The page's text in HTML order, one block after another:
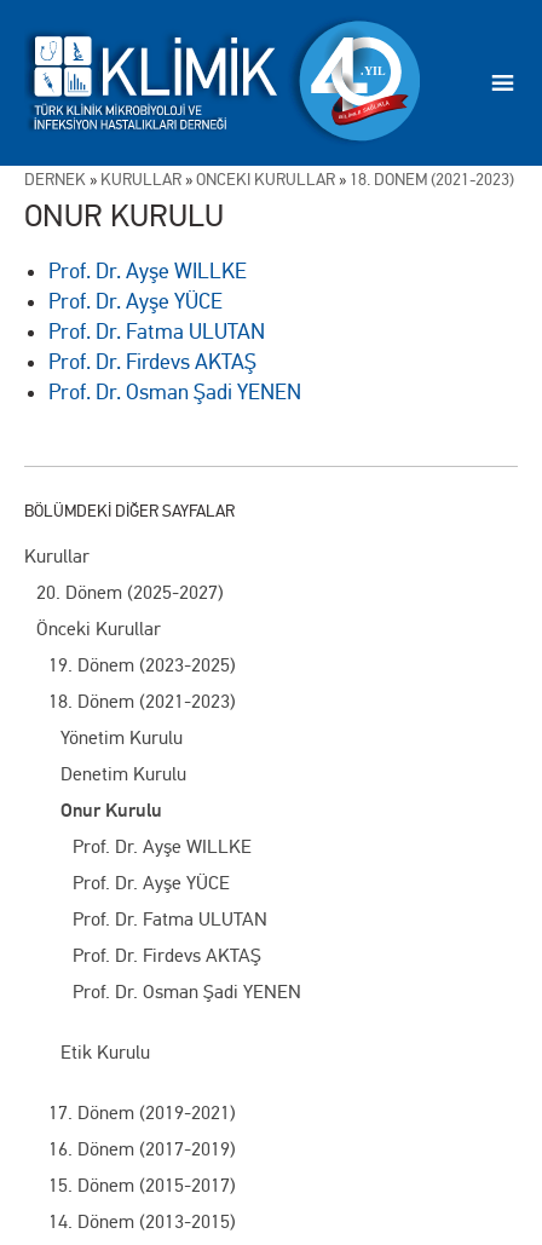
Kurullar
20. Dönem (2025-2027)
Önceki Kurullar
19. Dönem (2023-2025)
18. Dönem (2021-2023)
Yönetim Kurulu
Denetim Kurulu
Onur Kurulu
Prof. Dr. Ayşe WILLKE
Prof. Dr. Ayşe YÜCE
Prof. Dr. Fatma ULUTAN
Prof. Dr. Firdevs AKTAŞ
Prof. Dr. Osman Şadi YENEN
Etik Kurulu
17. Dönem (2019-2021)
16. Dönem (2017-2019)
15. Dönem (2015-2017)
14. Dönem (2013-2015)
DERNEK » KURULLAR »ÖNCEKİ KURULLAR » 18. DÖNEM (2021-2023)
ONUR KURULU
Prof. Dr. Ayşe WILLKE
Prof. Dr. Ayşe YÜCE
Prof. Dr. Fatma ULUTAN
Prof. Dr. Firdevs AKTAŞ
Prof. Dr. Osman Şadi YENEN